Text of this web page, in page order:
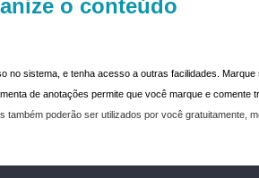
o conteúdo
no sistema, e tenha acesso a outras facilidades.
de anotações permite que você marque e
também poderão ser utilizados por você gratuitamente,